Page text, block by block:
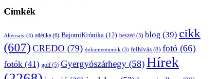
Címkék
Alternaiv (4) atlétika (6) BajomiKrónika (12) beszéd (5) blog (39) cikk
(607)CREDO (79) dokumentumok (3) felhívás (8) fotó (66)
fotók (41) golf (5) Gyergyószárhegy (58)Hírek